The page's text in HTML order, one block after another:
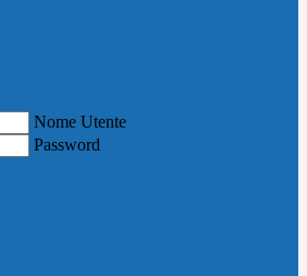
Nome Utente
Password